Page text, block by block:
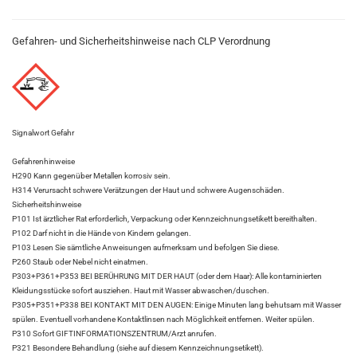
Gefahren- und Sicherheitshinweise nach CLP Verordnung
Signalwort Gefahr
Gefahrenhinweise
H290 Kann gegenüber Metallen korrosiv sein.
H314 Verursacht schwere Verätzungen der Haut und schwere Augenschäden.
Sicherheitshinweise
P101 Ist ärztlicher Rat erforderlich, Verpackung oder Kennzeichnungsetikett bereithalten.
P102 Darf nicht in die Hände von Kindern gelangen.
P103 Lesen Sie sämtliche Anweisungen aufmerksam und befolgen Sie diese.
P260 Staub oder Nebel nicht einatmen.
P303+P361+P353 BEI BERÜHRUNG MIT DER HAUT (oder dem Haar): Alle kontaminierten
Kleidungsstücke sofort ausziehen. Haut mit Wasser abwaschen/duschen.
P305+P351+P338 BEI KONTAKT MIT DEN AUGEN: Einige Minuten lang behutsam mit Wasser
spülen. Eventuell vorhandene Kontaktlinsen nach Möglichkeit entfernen. Weiter spülen.
P310 Sofort GIFTINFORMATIONSZENTRUM/Arzt anrufen.
P321 Besondere Behandlung (siehe auf diesem Kennzeichnungsetikett).